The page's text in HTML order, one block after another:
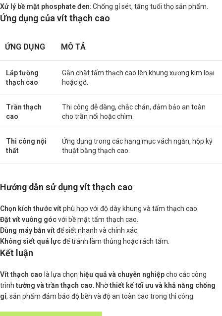
Xử lý bề mặt phosphate đen: Chống gỉ sét, tăng tuổi thọ sản phẩm.
Ứng dụng của vít thạch cao
ỨNG DỤNG MÔ TẢ
Lắp tường
thạch cao
Gắn chặt tấm thạch cao lên khung xương kim loại
hoặc gỗ.
Trần thạch
cao
Thi công dễ dàng, chắc chắn, đảm bảo an toàn
cho trần nổi hoặc chìm.
Thi công nội
thất
Ứng dụng trong các hạng mục vách ngăn, hộp kỹ
thuật bằng thạch cao.
Hướng dẫn sử dụng vít thạch cao
Chọn kích thước vít phù hợp với độ dày khung và tấm thạch cao.
Đặt vít vuông gócvới bề mặt tấm thạch cao.
Dùng máy bắn vít để siết nhanh và chính xác.
Không siết quá lựcđể tránh làm thủng hoặc rách tấm.
Kết luận
Vít thạch cao là lựa chọn hiệu quả và chuyên nghiệpcho các công
trìnhtường và trần thạch cao . Nhờthiết kế tối ưu và khả năng chống
gỉ, sản phẩm đảm bảo độ bền và độ an toàn cao trong thi công.